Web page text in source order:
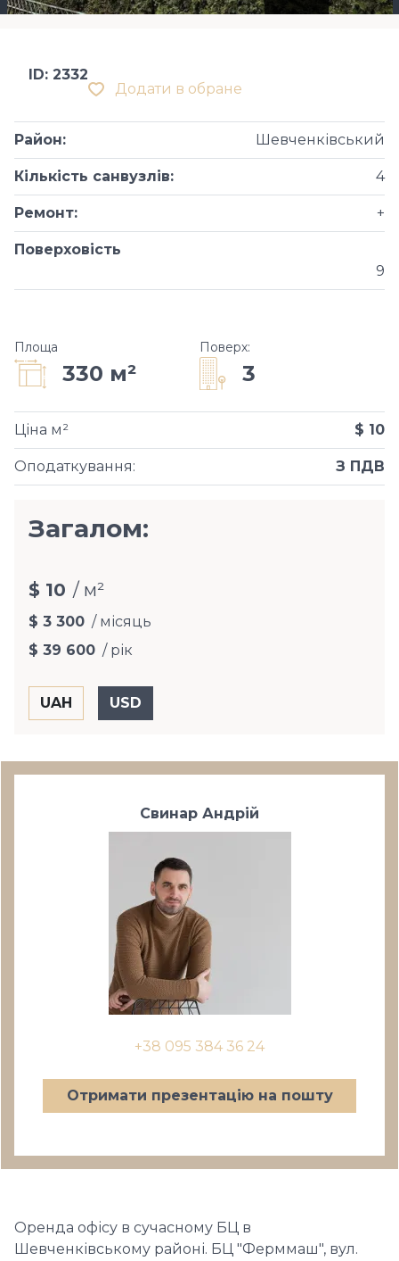
Додати в обране
ID: 2332
Район: Шевченківський
Кількість санвузлів: 4
Ремонт: +
Поверховість
9
Площа
330 м²
Поверх:
3
Оподаткування: З ПДВ
Ціна м² $ 10
Загалом:
$ 10 / м²
$ 3 300 / місяць
$ 39 600 / рік
Свинар Андрій
+38 095 384 36 24
Отримати презентацію на пошту
Оренда офісу в сучасному БЦ в
Шевченківському районі. БЦ "Ферммаш", вул.